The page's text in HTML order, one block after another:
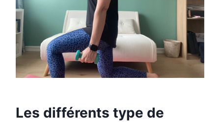
Les différents type de